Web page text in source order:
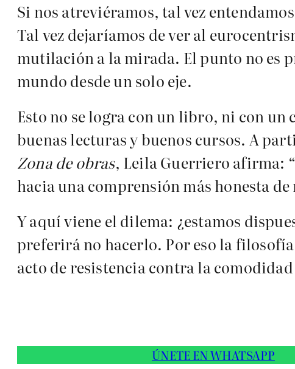
Si nos atreviéramos, tal vez
Tal vez dejaríamos de ver al
mutilación a la mirada. El punto no es
mundo desde un solo eje.
Esto no se logra con un libro, ni con
buenas lecturas y buenos cursos. A
Zona de obras, Leila Guerriero afirma:
hacia una comprensión más honesta
Y aquí viene el dilema: ¿estamos
preferirá no hacerlo. Por eso la
acto de resistencia contra la
ÚNETE EN WHATSAPP